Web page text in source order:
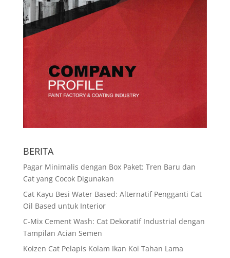
BERITA
Pagar Minimalis dengan Box Paket: Tren Baru dan
Cat yang Cocok Digunakan
Cat Kayu Besi Water Based: Alternatif Pengganti Cat
Oil Based untuk Interior
C-Mix Cement Wash: Cat Dekoratif Industrial dengan
Tampilan Acian Semen
Koizen Cat Pelapis Kolam Ikan Koi Tahan Lama